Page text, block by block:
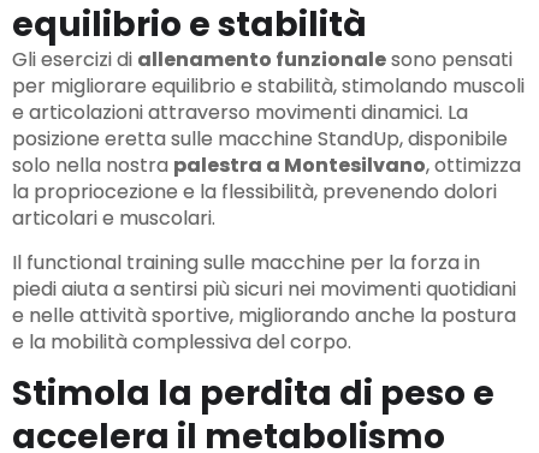
equilibrio e stabilità
Gli esercizi di allenamento funzionalesono pensati
per migliorare equilibrio e stabilità, stimolando muscoli
e articolazioni attraverso movimenti dinamici. La
posizione eretta sulle macchine StandUp, disponibile
solo nella nostra palestra a Montesilvano, ottimizza
la propriocezione e la flessibilità, prevenendo dolori
articolari e muscolari.
Il functional training sulle macchine per la forza in
piedi aiuta a sentirsi più sicuri nei movimenti quotidiani
e nelle attività sportive, migliorando anche la postura
e la mobilità complessiva del corpo.
Stimola la perdita di peso e
accelera il metabolismo